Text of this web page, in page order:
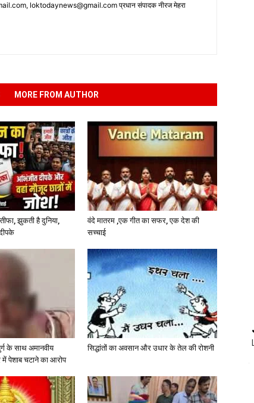
loktodaynews@gmail.com प्रधान संपादक नीरज मेहरा
MORE FROM AUTHOR
झुकती है दुनिया,
वंदे मातरम ,एक गीत का सफर, एक देश की
सच्चाई
के साथ अमानवीय
में पेशाब चटाने का आरोप
सिद्धांतों का अवसान और उधार के तेल की रोशनी